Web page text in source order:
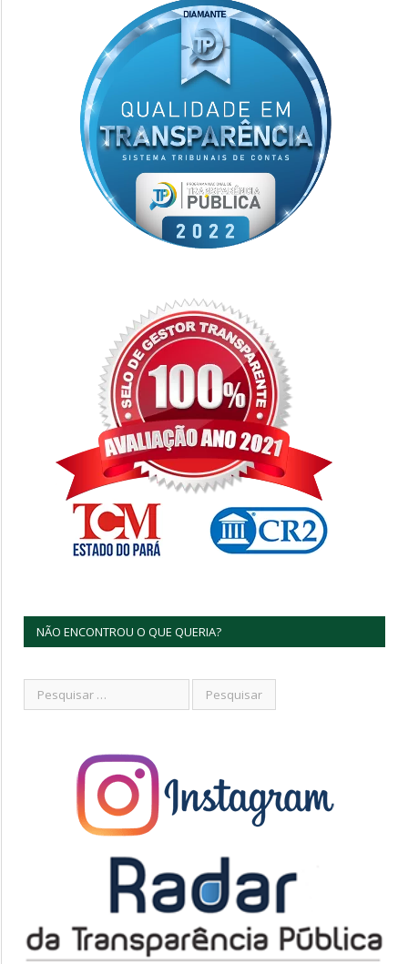
NÃO ENCONTROU O QUE QUERIA?